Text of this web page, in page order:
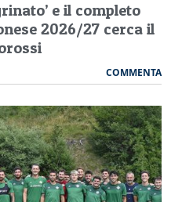
e il completo
2026/27 cerca il
COMMENTA